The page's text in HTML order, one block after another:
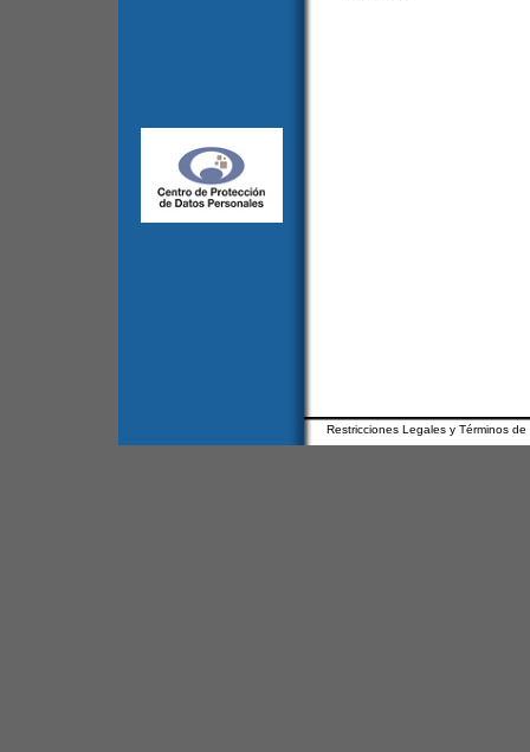
Restricciones Legales y Términos de